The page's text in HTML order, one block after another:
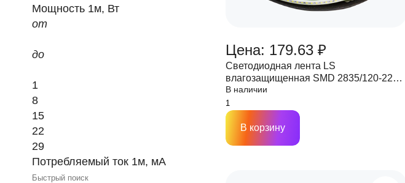
Мощность 1м, Вт
от
до
1
8
15
22
29
Потребляемый ток 1м, мА
Цена: 179.63 ₽
Светодиодная лента LS
влагозащищенная SMD 2835/120-220V
IP67 2880Lm/m, max 12W/м (игла 5 мм)
В наличии
В корзину